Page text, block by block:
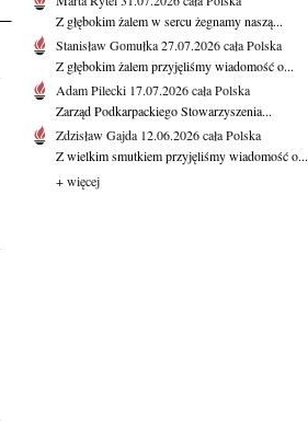
Z głębokim żalem w sercu żegnamy naszą...
Stanisław Gomułka27.07.2026cała Polska
Z głębokim żalem przyjęliśmy wiadomość o...
Adam Pilecki 17.07.2026cała Polska
Zarząd Podkarpackiego Stowarzyszenia...
Zdzisław Gajda 12.06.2026cała Polska
Z wielkim smutkiem przyjęliśmy wiadomość o...
+ więcej